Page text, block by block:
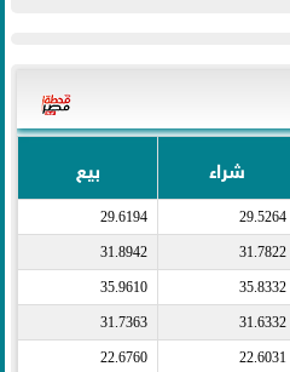
شراء بيع
29.5264
29.6194
31.7822
31.8942
35.8332
35.9610
31.6332
31.7363
22.6031
22.6760